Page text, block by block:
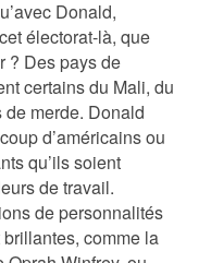
Donald,
électorat-là, que
? Des pays de
certains du Mali, du
merde. Donald
d’américains ou
qu’ils soient
de travail.
de personnalités
comme la